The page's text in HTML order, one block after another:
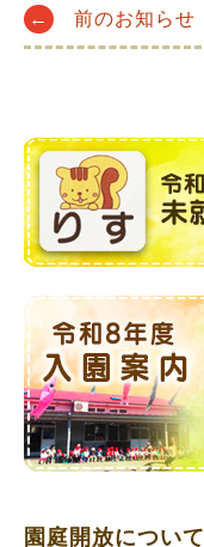
Post
← 前のお知らせ
園庭開放について